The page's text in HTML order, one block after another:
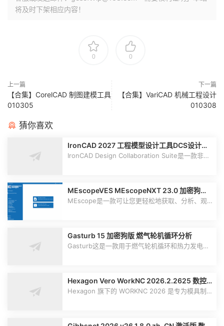
将及时下架相应内容！
0 0
上一篇
【合集】CorelCAD 制图建模工具
010305
下一篇
【合集】VariCAD 机械工程设计
010308
猜你喜欢
IronCAD 2027 工程模型设计工具DCS设计协
作套件
IronCAD Design Collaboration Suite是一款非常
MEscopeVES MEscopeNXT 23.0 加密狗版
MEscopeVES MEscopeNXT 分析观察记录机
MEscope是一款可让您更轻松地获取、分析、观
Gasturb 15 加密狗版 燃气轮机循环分析
Gasturb这是一款用于燃气轮机循环和热力发电厂
Hexagon Vero WorkNC 2026.2.2625 数控
机床CNC编程软件worknc
Hexagon 旗下的 WORKNC 2026 是专为模具制